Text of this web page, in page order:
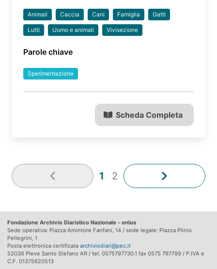
Animali Caccia Cani Famiglia Gatti
Lutti Uomo e animali Vivisezione
Parole chiave
Sperimentazione
Scheda Completa
1 2
Fondazione Archivio Diaristico Nazionale - onlus
Sede operativa: Piazza Amintore Fanfani, 14 / sede legale: Piazza Plinio
Pellegrini, 1
Posta elettronica certificata archiviodiari@pec.it
52036 Pieve Santo Stefano AR / tel. 0575797730.1 fax 0575 797799 / P.IVA e
C.F. 01375620513